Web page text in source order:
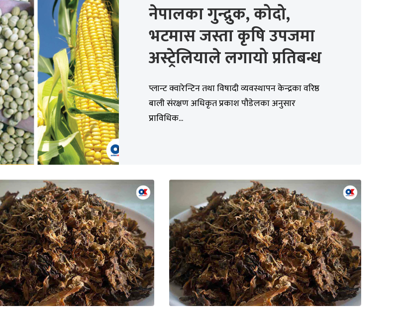
नेपालका गुन्द्रुक, कोदो,
भटमास जस्ता कृषि उपजमा
अस्ट्रेलियाले लगायो प्रतिबन्ध
प्लान्ट क्वारेन्टिन तथा विषादी व्यवस्थापन केन्द्रका वरिष्ठ
बाली संरक्षण अधिकृत प्रकाश पौडेलका अनुसार
प्राविधिक...